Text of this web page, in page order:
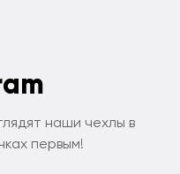
наши чехлы в
первым!